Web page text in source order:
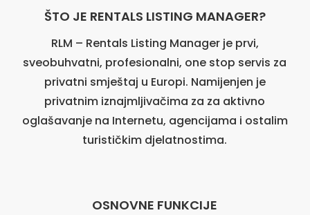
ŠTO JE RENTALS LISTING MANAGER?
RLM – Rentals Listing Manager je prvi,
sveobuhvatni, profesionalni, one stop servis za
privatni smještaj u Europi. Namijenjen je
privatnim iznajmljivačima za za aktivno
oglašavanje na Internetu, agencijama i ostalim
turističkim djelatnostima.
OSNOVNE FUNKCIJE